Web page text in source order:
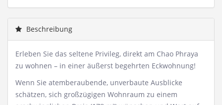
Beschreibung
Erleben Sie das seltene Privileg, direkt am Chao Phraya
zu wohnen – in einer äußerst begehrten Eckwohnung!
Wenn Sie atemberaubende, unverbaute Ausblicke
schätzen, sich großzügigen Wohnraum zu einem